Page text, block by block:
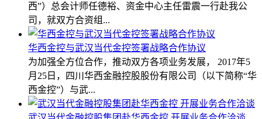
西”）总会计师任德裕、资金中心主任雷震一行赴我公
司，就双方合资组...
华西金控与武汉当代金控签署战略合作协议
为加强全方位合作，推动双方各项业务发展， 2017年5
月25日，四川华西金融控股股份有限公司（以下简称“华
西金控”）与武...